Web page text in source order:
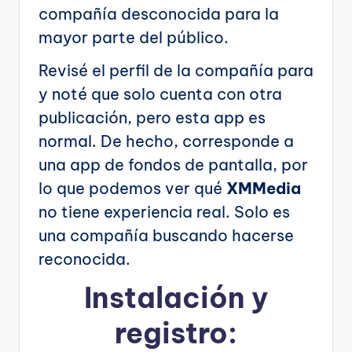
compañía desconocida para la
mayor parte del público.
Revisé el perfil de la compañía para
y noté que solo cuenta con otra
publicación, pero esta app es
normal. De hecho, corresponde a
una app de fondos de pantalla, por
lo que podemos ver qué XMMedia
no tiene experiencia real. Solo es
una compañía buscando hacerse
reconocida.
Instalación y
registro: